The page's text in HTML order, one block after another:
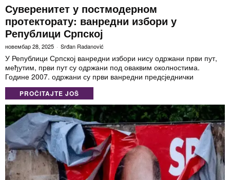
Суверенитет у постмодерном
протекторату: ванредни избори у
Републици Српској
новембар 28, 2025 Srđan Radanović
У Републици Српској ванредни избори нису одржани први пут,
међутим, први пут су одржани под оваквим околностима.
Године 2007. одржани су први ванредни предсједнички
PROČITAJTE JOŠ